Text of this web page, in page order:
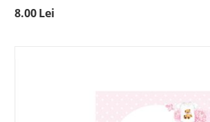
8.00Lei